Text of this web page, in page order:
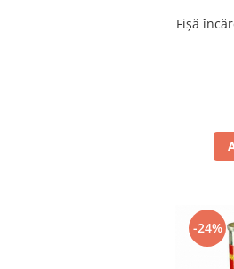
Fișă
-24%